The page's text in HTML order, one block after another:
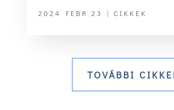
2024 FEBR 23 | CIKKEK
TOVÁBBI